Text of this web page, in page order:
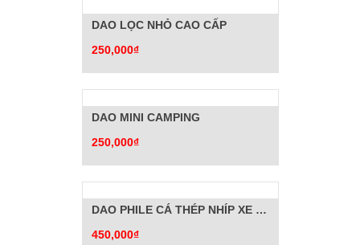
DAO LỌC NHỎ CAO CẤP
250,000₫
DAO MINI CAMPING
250,000₫
DAO PHILE CÁ THÉP NHÍP XE ĐẶC BIỆT
450,000₫